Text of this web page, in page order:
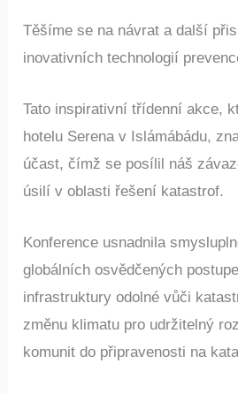
Těšíme se na návrat a další
inovativních technologií
Tato inspirativní třídenní akce,
hotelu Serena v Islámábádu,
účast, čímž se posílil náš
úsilí v oblasti řešení katastrof.
Konference usnadnila
globálních osvědčených
infrastruktury odolné vůči
změnu klimatu pro udržitelný
komunit do připravenosti na